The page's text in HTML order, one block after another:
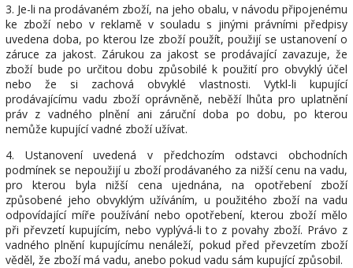
3. Je-li na prodávaném zboží, na jeho obalu, v návodu připojenému
ke zboží nebo v reklamě v souladu s jinými právními předpisy
uvedena doba, po kterou lze zboží použít, použijí se ustanovení o
záruce za jakost. Zárukou za jakost se prodávající zavazuje, že
zboží bude po určitou dobu způsobilé k použití pro obvyklý účel
nebo že si zachová obvyklé vlastnosti. Vytkl-li kupující
prodávajícímu vadu zboží oprávněně, neběží lhůta pro uplatnění
práv z vadného plnění ani záruční doba po dobu, po kterou
nemůže kupující vadné zboží užívat.
4. Ustanovení uvedená v předchozím odstavci obchodních
podmínek se nepoužijí u zboží prodávaného za nižší cenu na vadu,
pro kterou byla nižší cena ujednána, na opotřebení zboží
způsobené jeho obvyklým užíváním, u použitého zboží na vadu
odpovídající míře používání nebo opotřebení, kterou zboží mělo
při převzetí kupujícím, nebo vyplývá-li to z povahy zboží. Právo z
vadného plnění kupujícímu nenáleží, pokud před převzetím zboží
věděl, že zboží má vadu, anebo pokud vadu sám kupující způsobil.